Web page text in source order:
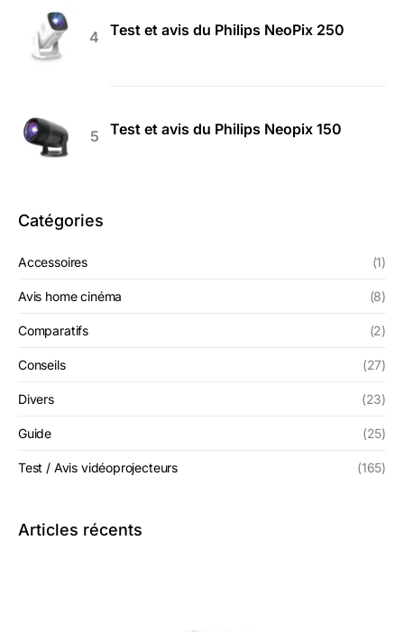
Test et avis du Philips NeoPix 250
Test et avis du Philips Neopix 150
Catégories
Accessoires (1)
Avis home cinéma (8)
Comparatifs (2)
Conseils (27)
Divers (23)
Guide (25)
Test / Avis vidéoprojecteurs (165)
Articles récents